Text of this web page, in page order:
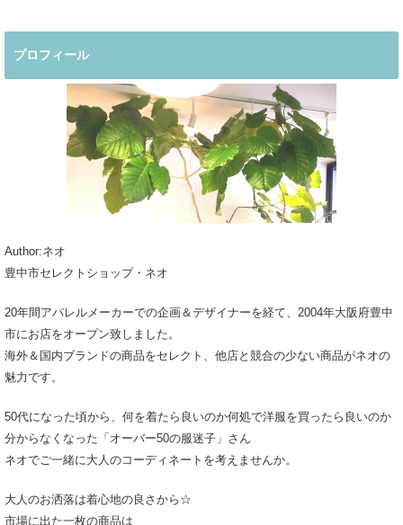
プロフィール
Author:ネオ
豊中市セレクトショップ・ネオ
20年間アパレルメーカーでの企画＆デザイナーを経て、2004年大阪府豊中
市にお店をオープン致しました。
海外＆国内ブランドの商品をセレクト、他店と競合の少ない商品がネオの
魅力です。
50代になった頃から、何を着たら良いのか何処で洋服を買ったら良いのか
分からなくなった「オーバー50の服迷子」さん
ネオでご一緒に大人のコーディネートを考えませんか。
大人のお洒落は着心地の良さから☆
市場に出た一枚の商品は